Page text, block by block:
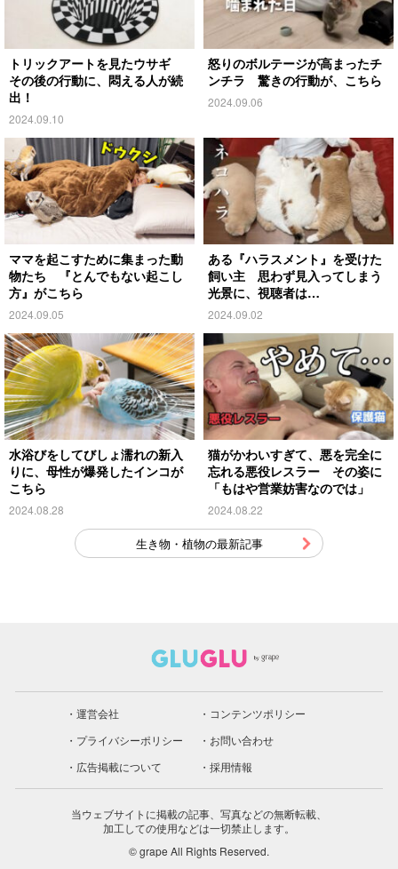
トリックアートを見たウサギ
その後の行動に、悶える人が続
出！
2024.09.10
怒りのボルテージが高まったチ
ンチラ 驚きの行動が、こちら
2024.09.06
ママを起こすために集まった動
物たち 『とんでもない起こし
方』がこちら
2024.09.05
ある『ハラスメント』を受けた
飼い主 思わず見入ってしまう
光景に、視聴者は…
2024.09.02
水浴びをしてびしょ濡れの新入
りに、母性が爆発したインコが
こちら
2024.08.28
猫がかわいすぎて、悪を完全に
忘れる悪役レスラー その姿に
「もはや営業妨害なのでは」
2024.08.22
生き物・植物の最新記事
運営会社
コンテンツポリシー
プライバシーポリシー
お問い合わせ
広告掲載について
採用情報
当ウェブサイトに掲載の記事、写真などの無断転載、
加工しての使用などは一切禁止します。
© grape All Rights Reserved.